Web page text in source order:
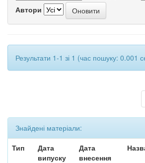
Автори
Результати 1-1 зі 1 (час пошуку: 0.001
Знайдені матеріали:
Тип
Дата
випуску
Дата
внесення